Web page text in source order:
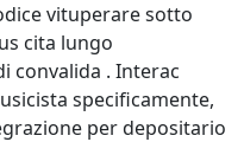
vituperare sotto
cita lungo
convalida . Interac
specificamente,
per depositario